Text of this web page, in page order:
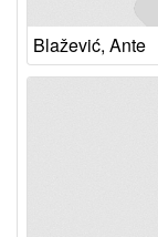
Blažević, Ante